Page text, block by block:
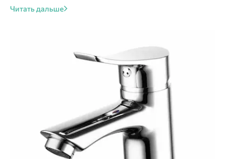
Читать дальше